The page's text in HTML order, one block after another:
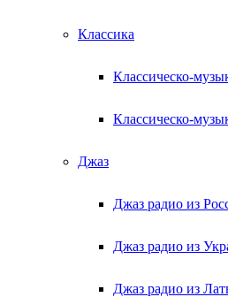
Классика
Классическо-
Классическо-
Джаз
Джаз радио из
Джаз радио из
Джаз радио из